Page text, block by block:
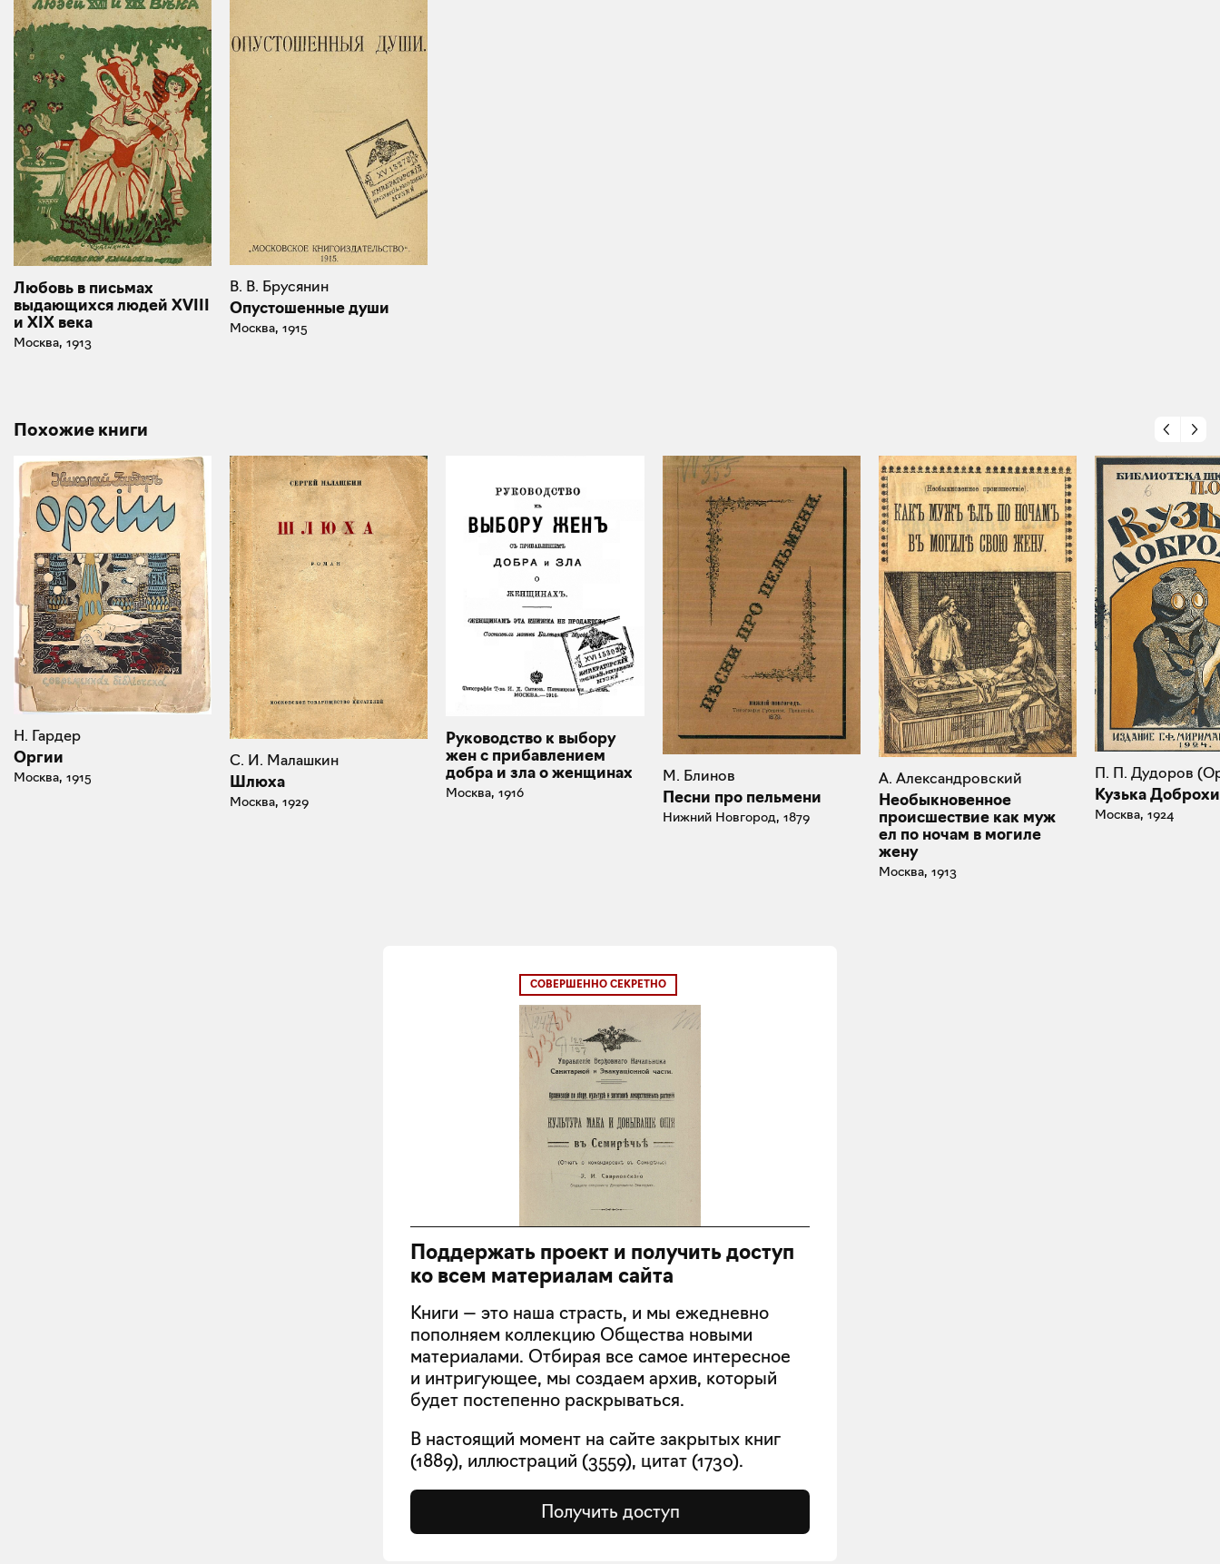
Любовь в письмах
выдающихся людей XVIII
и XIX века
Москва, 1913
В. В. Брусянин
Опустошенные души
Москва, 1915
Похожие книги
Н. Гардер
Оргии
Москва, 1915
С. И. Малашкин
Шлюха
Москва, 1929
Руководство к выбору
жен с прибавлением
добра и зла о женщинах
Москва, 1916
М. Блинов
Песни про пельмени
Нижний Новгород, 1879
А. Александровский
Необыкновенное
происшествие как муж
ел по ночам в могиле
жену
Москва, 1913
П. П. Дудоров
Кузька
Москва, 1924
СОВЕРШЕННО СЕКРЕТНО
Поддержать проект и получить доступ
ко всем материалам сайта
Книги — это наша страсть, и мы ежедневно
пополняем коллекцию Общества новыми
материалами. Отбирая все самое интересное
и интригующее, мы создаем архив, который
будет постепенно раскрываться.
В настоящий момент на сайте закрытых книг
(1889), иллюстраций (3559), цитат (1730).
Получить доступ